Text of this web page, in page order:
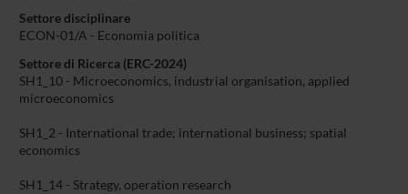
Settore disciplinare
ECON-01/A - Economia politica
Settore di Ricerca (ERC-2024)
SH1_10 - Microeconomics, industrial organisation, applied
microeconomics
SH1_2 - International trade; international business; spatial
economics
SH1_14 - Strategy, operation research